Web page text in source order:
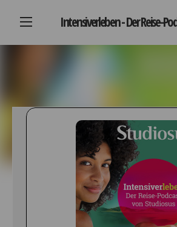
Intensiverleben - Der Reise-